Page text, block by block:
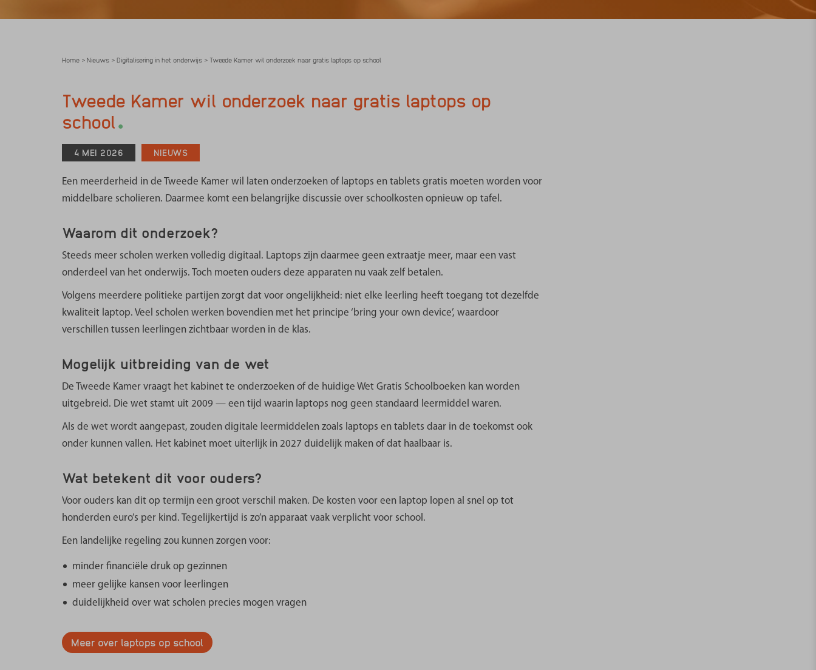
Home > Nieuws > Digitalisering in het onderwijs > Tweede Kamer wil onderzoek naar gratis laptops op school
Tweede Kamer wil onderzoek naar gratis laptops op
school.
4 MEI 2026 NIEUWS
Een meerderheid in de Tweede Kamer wil laten onderzoeken of laptops en tablets gratis moeten worden voor
middelbare scholieren. Daarmee komt een belangrijke discussie over schoolkosten opnieuw op tafel.
Waarom dit onderzoek?
Steeds meer scholen werken volledig digitaal. Laptops zijn daarmee geen extraatje meer, maar een vast
onderdeel van het onderwijs. Toch moeten ouders deze apparaten nu vaak zelf betalen.
Volgens meerdere politieke partijen zorgt dat voor ongelijkheid: niet elke leerling heeft toegang tot dezelfde
kwaliteit laptop. Veel scholen werken bovendien met het principe ‘bring your own device’, waardoor
verschillen tussen leerlingen zichtbaar worden in de klas.
Mogelijk uitbreiding van de wet
De Tweede Kamer vraagt het kabinet te onderzoeken of de huidige Wet Gratis Schoolboeken kan worden
uitgebreid. Die wet stamt uit 2009 — een tijd waarin laptops nog geen standaard leermiddel waren.
Als de wet wordt aangepast, zouden digitale leermiddelen zoals laptops en tablets daar in de toekomst ook
onder kunnen vallen. Het kabinet moet uiterlijk in 2027 duidelijk maken of dat haalbaar is.
Wat betekent dit voor ouders?
Voor ouders kan dit op termijn een groot verschil maken. De kosten voor een laptop lopen al snel op tot
honderden euro’s per kind. Tegelijkertijd is zo’n apparaat vaak verplicht voor school.
Een landelijke regeling zou kunnen zorgen voor:
minder financiële druk op gezinnen
meer gelijke kansen voor leerlingen
duidelijkheid over wat scholen precies mogen vragen
Meer over laptops op school
Meld je aan en geef je stem!
nemen we mee in gesprekken en contacten met
professionals, overheid en politiek. En we
opvoeden en onderwijs.
Meld je aan!